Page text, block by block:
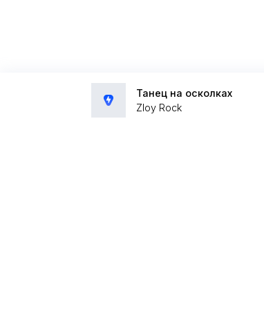
Танец на осколках
Zloy Rock